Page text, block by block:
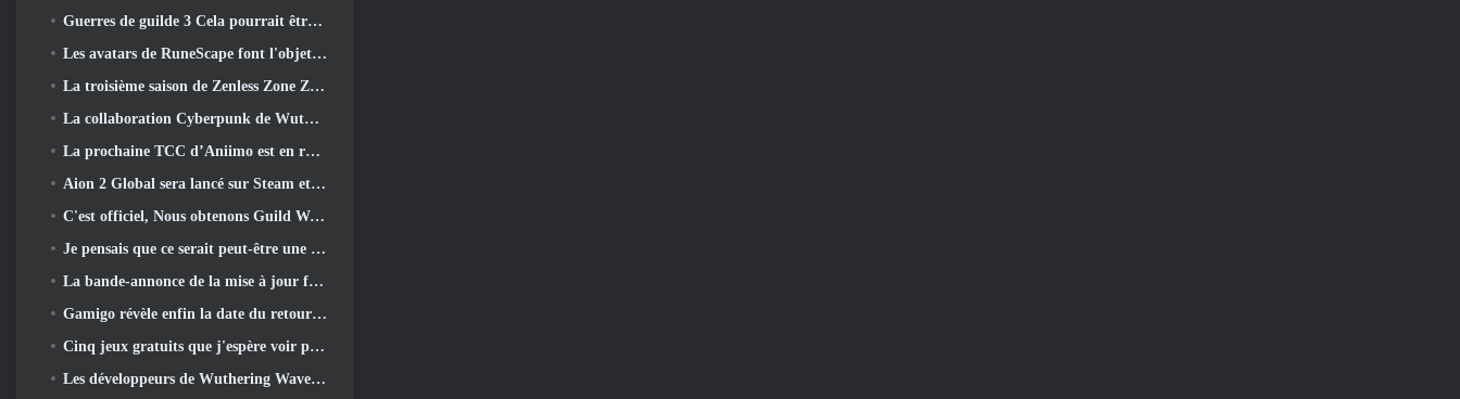
Guerres de guilde 3 Cela pourrait être exactement ce dont l’industrie du MMO a besoin en ce moment
Les avatars de RuneScape font l'objet d'une refonte dans la plus grande mise à jour visuelle du jeu au cours des dix dernières années
La troisième saison de Zenless Zone Zero commence par un voyage sur une île de Bangboo dans le ciel, Et vers la plateforme Steam
La collaboration Cyberpunk de Wuthering Waves est exactement ce que j'attends de mes événements crossover de jeux vidéo
La prochaine TCC d’Aniimo est en route… ET, Nous avons une fenêtre de lancement officielle
Aion 2 Global sera lancé sur Steam et Purple plus tard cette année
C'est officiel, Nous obtenons Guild Wars 3
Je pensais que ce serait peut-être une erreur pour Neverness To Everness d'organiser l'événement Porsche Collab Gacha si tôt, Mais j'avais tort
La bande-annonce de la mise à jour finale du contenu de Destiny 2 est un cri de ralliement
Gamigo révèle enfin la date du retour de Gloria Victis, Survivra-t-il la deuxième fois?
Cinq jeux gratuits que j'espère voir pendant le Summer Game Fest
Les développeurs de Wuthering Waves discutent de la création de la séquence de combat Lahai-Roi Mech